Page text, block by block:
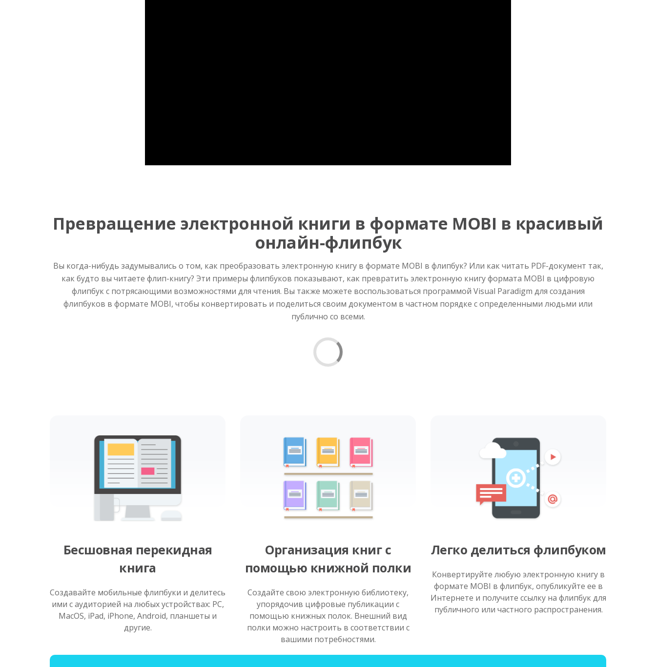
Превращение электронной книги в формате MOBI в красивый
онлайн-флипбук
Вы когда-нибудь задумывались о том, как преобразовать электронную книгу в формате MOBI в флипбук? Или как читать PDF-документ так,
как будто вы читаете флип-книгу? Эти примеры флипбуков показывают, как превратить электронную книгу формата MOBI в цифровую
флипбук с потрясающими возможностями для чтения. Вы также можете воспользоваться программой Visual Paradigm для создания
флипбуков в формате MOBI, чтобы конвертировать и поделиться своим документом в частном порядке с определенными людьми или
публично со всеми.
Бесшовная перекидная
книга
Создавайте мобильные флипбуки и делитесь
ими с аудиторией на любых устройствах: PC,
MacOS, iPad, iPhone, Android, планшеты и
другие.
Организация книг с
помощью книжной полки
Создайте свою электронную библиотеку,
упорядочив цифровые публикации с
помощью книжных полок. Внешний вид
полки можно настроить в соответствии с
вашими потребностями.
Легко делиться флипбуком
Конвертируйте любую электронную книгу в
формате MOBI в флипбук, опубликуйте ее в
Интернете и получите ссылку на флипбук для
публичного или частного распространения.